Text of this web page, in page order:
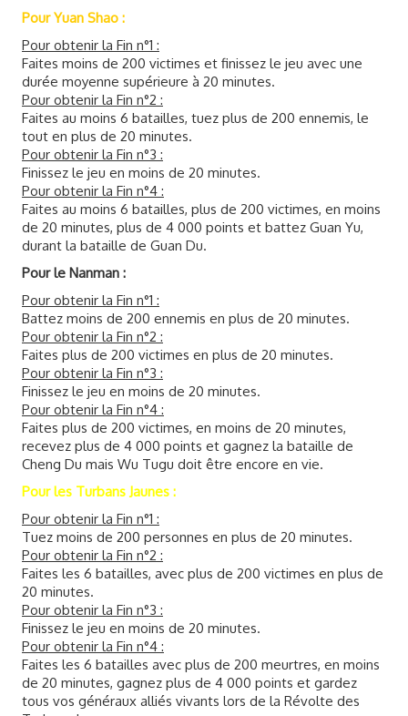
Pour Yuan Shao :
Pour obtenir la Fin n°1 :
Faites moins de 200 victimes et finissez le jeu avec une
durée moyenne supérieure à 20 minutes.
Pour obtenir la Fin n°2 :
Faites au moins 6 batailles, tuez plus de 200 ennemis, le
tout en plus de 20 minutes.
Pour obtenir la Fin n°3 :
Finissez le jeu en moins de 20 minutes.
Pour obtenir la Fin n°4 :
Faites au moins 6 batailles, plus de 200 victimes, en moins
de 20 minutes, plus de 4 000 points et battez Guan Yu,
durant la bataille de Guan Du.
Pour le Nanman :
Pour obtenir la Fin n°1 :
Battez moins de 200 ennemis en plus de 20 minutes.
Pour obtenir la Fin n°2 :
Faites plus de 200 victimes en plus de 20 minutes.
Pour obtenir la Fin n°3 :
Finissez le jeu en moins de 20 minutes.
Pour obtenir la Fin n°4 :
Faites plus de 200 victimes, en moins de 20 minutes,
recevez plus de 4 000 points et gagnez la bataille de
Cheng Du mais Wu Tugu doit être encore en vie.
Pour les Turbans Jaunes :
Pour obtenir la Fin n°1 :
Tuez moins de 200 personnes en plus de 20 minutes.
Pour obtenir la Fin n°2 :
Faites les 6 batailles, avec plus de 200 victimes en plus de
20 minutes.
Pour obtenir la Fin n°3 :
Finissez le jeu en moins de 20 minutes.
Pour obtenir la Fin n°4 :
Faites les 6 batailles avec plus de 200 meurtres, en moins
de 20 minutes, gagnez plus de 4 000 points et gardez
tous vos généraux alliés vivants lors de la Révolte des